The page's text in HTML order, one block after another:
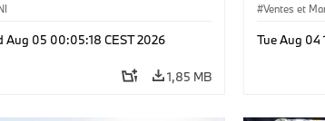
Aug 05 00:05:18 CEST 2026
1,85 MB
Ventes et
Tue Aug 04